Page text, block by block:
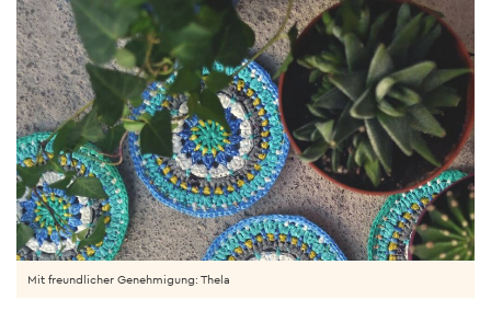
Mit freundlicher Genehmigung: Thela